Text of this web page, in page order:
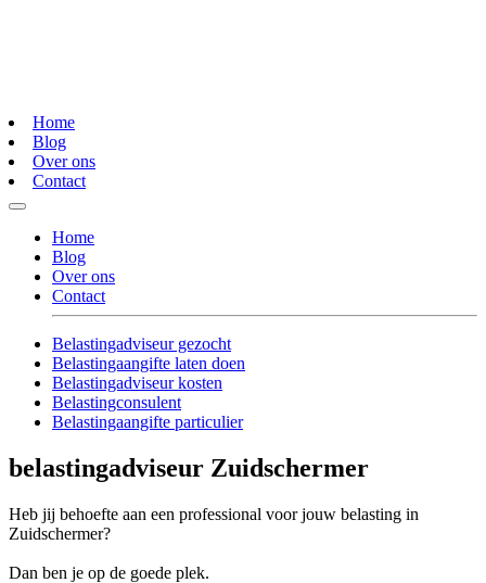
Home
Blog
Over ons
Contact
Home
Blog
Over ons
Contact
Belastingadviseur gezocht
Belastingaangifte laten doen
Belastingadviseur kosten
Belastingconsulent
Belastingaangifte particulier
belastingadviseur Zuidschermer
Heb jij behoefte aan een professional voor jouw belasting in
Zuidschermer?
Dan ben je op de goede plek.